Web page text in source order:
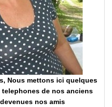
Nous mettons ici quelques
de nos anciens
nos amis